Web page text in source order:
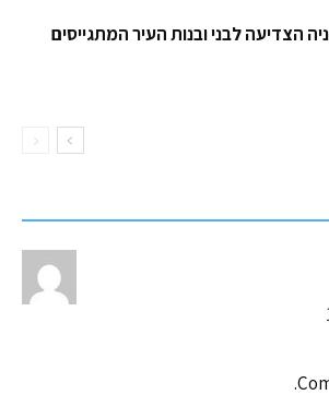
הצדיעה לבני ובנות העיר המתגייסים